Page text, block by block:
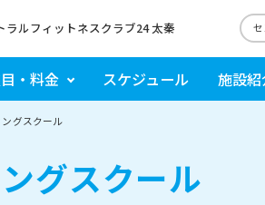
ラルフィットネスクラブ24 太秦
・料金 スケジュール 施設
ングスクール
グスクール